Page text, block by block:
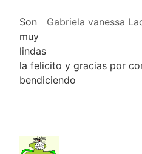
Gabriela vanessa
Son
muy
lindas
la felicito y gracias por
bendiciendo